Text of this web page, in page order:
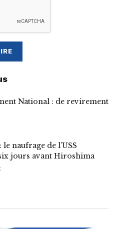
National : de revirement
naufrage de l’USS
jours avant Hiroshima